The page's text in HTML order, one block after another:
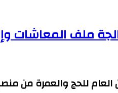
ملف المعاشات
العام للحج والعمرة من